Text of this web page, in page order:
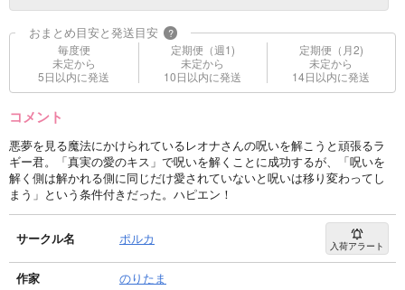
おまとめ目安と発送目安 ?
毎度便
未定から
5日以内に発送
定期便（週1)
未定から
10日以内に発送
定期便（月2)
未定から
14日以内に発送
コメント
悪夢を見る魔法にかけられているレオナさんの呪いを解こうと頑張るラ
ギー君。「真実の愛のキス」で呪いを解くことに成功するが、「呪いを
解く側は解かれる側に同じだけ愛されていないと呪いは移り変わってし
まう」という条件付きだった。ハピエン！
サークル名 ポルカ 入荷アラート
作家
のりたま